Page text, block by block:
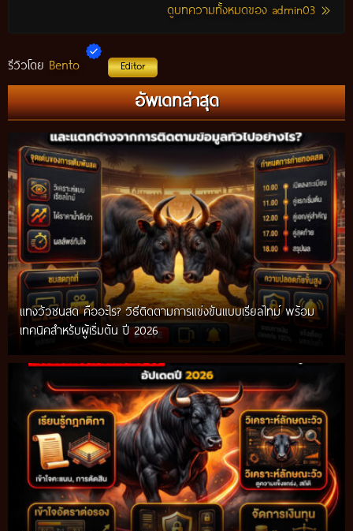
ดูบทความทั้งหมดของ admin03
รีวิวโดย Bento Editor
อัพเดทล่าสุด
แทงวัวชนสด คืออะไร? วิธีติดตามการแข่งขันแบบเรียลไทม์ พร้อม
เทคนิคสำหรับผู้เริ่มต้น ปี 2026